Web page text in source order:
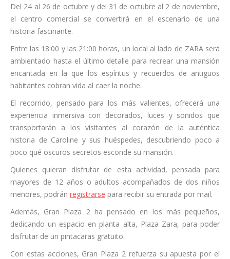
Del 24 al 26 de octubre y del 31 de octubre al 2 de noviembre,
el centro comercial se convertirá en el escenario de una
historia fascinante.
Entre las 18:00 y las 21:00 horas, un local al lado de ZARA será
ambientado hasta el último detalle para recrear una mansión
encantada en la que los espíritus y recuerdos de antiguos
habitantes cobran vida al caer la noche.
El recorrido, pensado para los más valientes, ofrecerá una
experiencia inmersiva con decorados, luces y sonidos que
transportarán a los visitantes al corazón de la auténtica
historia de Caroline y sus huéspedes, descubriendo poco a
poco qué oscuros secretos esconde su mansión.
Quienes quieran disfrutar de esta actividad, pensada para
mayores de 12 años o adultos acompañados de dos niños
menores, podrán registrarse para recibir su entrada por mail.
Además, Gran Plaza 2 ha pensado en los más pequeños,
dedicando un espacio en planta alta, Plaza Zara, para poder
disfrutar de un pintacaras gratuito.
Con estas acciones, Gran Plaza 2 refuerza su apuesta por el